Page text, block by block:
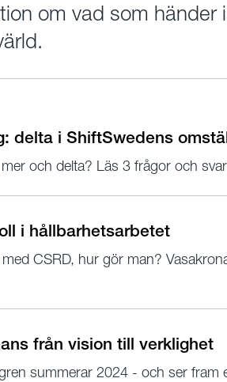
om vad som händer
delta i ShiftSwedens
och delta? Läs 3 frågor och
i hållbarhetsarbetet
CSRD, hur gör man?
från vision till verklighet
summerar 2024 - och ser fram